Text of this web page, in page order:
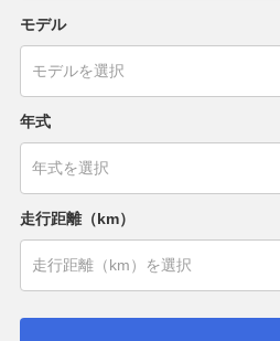
モデル
年式
走行距離（km）